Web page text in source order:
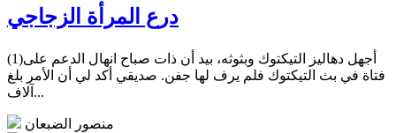
درع المرأة الزجاجي
(1)أجهل دهاليز التيكتوك وبثوثه، بيد أن ذات صباح انهال الدعم على
فتاة في بث التيكتوك فلم يرف لها جفن. صديقي أكد لي أن الأمر بلغ
آلاف...
منصور الضبعان